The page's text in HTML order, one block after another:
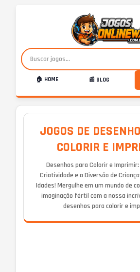
🏠 HOME 📰 BLOG
JOGOS DE
COLORIR E
Desenhos para Colorir e
Criatividade e a Diversão de
Idades! Mergulhe em um mundo de
imaginação fértil com a nossa
desenhos para colorir e